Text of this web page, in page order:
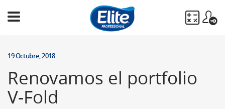
tu
búsqueda
BUSCAR
19 Octubre, 2018
Renovamos el portfolio
V-Fold